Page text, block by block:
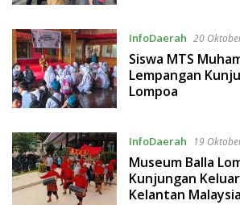
InfoDaerah 20
Siswa MTS
Lempangan
Lompoa
InfoDaerah 19
Museum Balla
Kunjungan
Kelantan Malaysia